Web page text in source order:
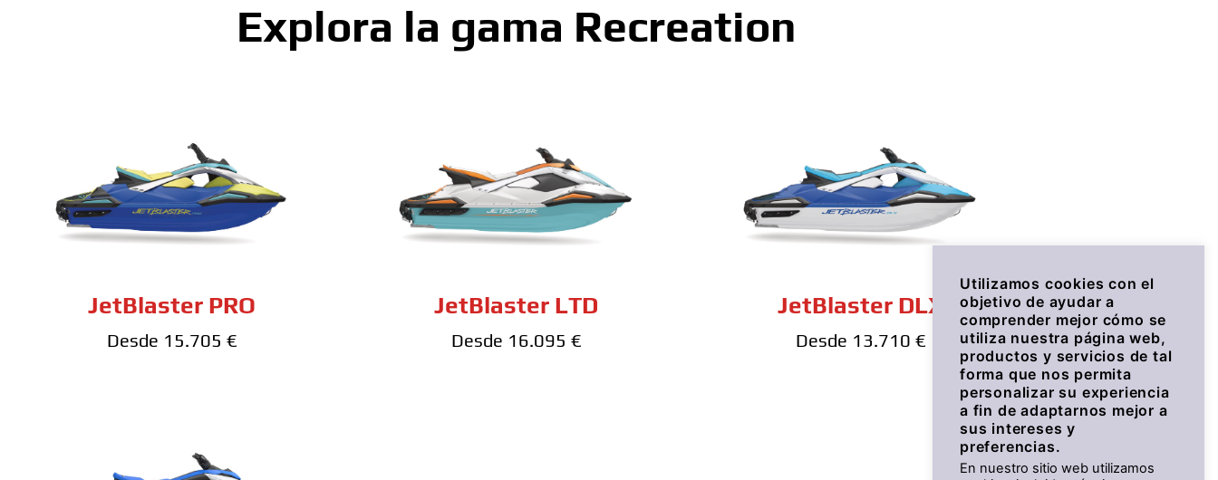
Explora la gama Recreation
JetBlaster PRO
Desde 15.705 €
JetBlaster LTD
Desde 16.095 €
JetBlaster DLX
Desde 13.710 €
Utilizamos cookies con el
objetivo de ayudar a
comprender mejor cómo se
utiliza nuestra página web,
productos y servicios de tal
forma que nos permita
personalizar su experiencia
a fin de adaptarnos mejor a
sus intereses y
preferencias.
En nuestro sitio web utilizamos